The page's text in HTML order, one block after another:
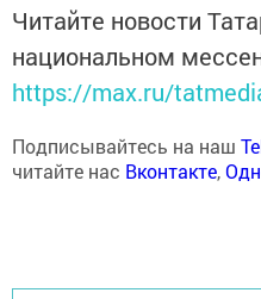
Читайте новости
национальном
https://max.ru/
Подписывайтесь на наш
читайте нас Вконтакте,